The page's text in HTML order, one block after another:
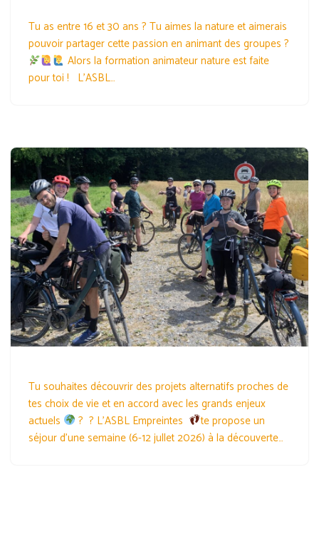
Tu as entre 16 et 30 ans ? Tu aimes la nature et aimerais
pouvoir partager cette passion en animant des groupes ?
Alors la formation animateur nature est faite
pour toi ! L’ASBL…
Tu souhaites découvrir des projets alternatifs proches de
tes choix de vie et en accord avec les grands enjeux
actuels
? ? L’ASBL Empreintes
te propose un
séjour d’une semaine (6-12 jullet 2026) à la découverte…